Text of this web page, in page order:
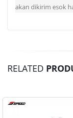
akan dikirim esok
RELATED